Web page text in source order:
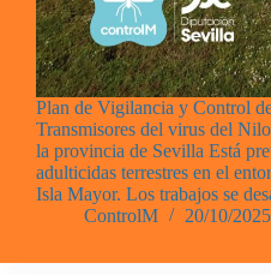
Plan de Vigilancia y Control
Transmisores del virus del
la provincia de Sevilla Está
adulticidas terrestres en el
Isla Mayor. Los trabajos se
ControlM
20/10/2025